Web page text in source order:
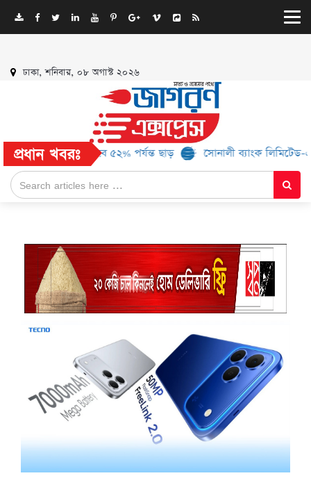
ঢাকা, শনিবার, ০৮ অগাস্ট ২০২৬
প্রধান খবরঃ
ব্র্যান্ড, মিলবে ৫২% পর্যন্ত ছাড় সোনালী ব্যাংক লিমিটেড-এর ‘কৃষক